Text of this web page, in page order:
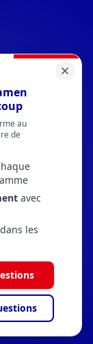
au
de
avec
dans les
des
site